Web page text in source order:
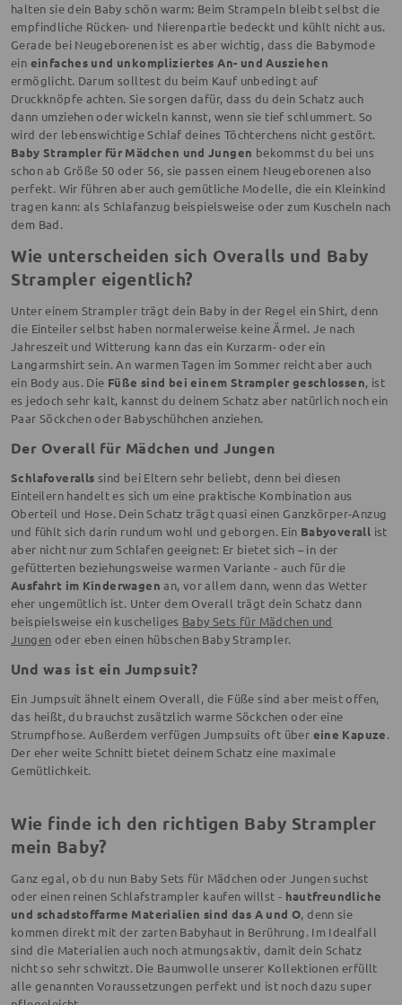
halten sie dein Baby schön warm: Beim Strampeln bleibt selbst die
empfindliche Rücken- und Nierenpartie bedeckt und kühlt nicht aus.
Gerade bei Neugeborenen ist es aber wichtig, dass die Babymode
ein einfaches und unkompliziertes An- und Ausziehen
ermöglicht. Darum solltest du beim Kauf unbedingt auf
Druckknöpfe achten. Sie sorgen dafür, dass du dein Schatz auch
dann umziehen oder wickeln kannst, wenn sie tief schlummert. So
wird der lebenswichtige Schlaf deines Töchterchens nicht gestört.
Baby Strampler für Mädchen und Jungen bekommst du bei uns
schon ab Größe 50 oder 56, sie passen einem Neugeborenen also
perfekt. Wir führen aber auch gemütliche Modelle, die ein Kleinkind
tragen kann: als Schlafanzug beispielsweise oder zum Kuscheln nach
dem Bad.
Wie unterscheiden sich Overalls und Baby
Strampler eigentlich?
Unter einem Strampler trägt dein Baby in der Regel ein Shirt, denn
die Einteiler selbst haben normalerweise keine Ärmel. Je nach
Jahreszeit und Witterung kann das ein Kurzarm- oder ein
Langarmshirt sein. An warmen Tagen im Sommer reicht aber auch
ein Body aus. Die Füße sind bei einem Strampler geschlossen, ist
es jedoch sehr kalt, kannst du deinem Schatz aber natürlich noch ein
Paar Söckchen oder Babyschühchen anziehen.
Der Overall für Mädchen und Jungen
Schlafoveralls sind bei Eltern sehr beliebt, denn bei diesen
Einteilern handelt es sich um eine praktische Kombination aus
Oberteil und Hose. Dein Schatz trägt quasi einen Ganzkörper-Anzug
und fühlt sich darin rundum wohl und geborgen. Ein Babyoverall ist
aber nicht nur zum Schlafen geeignet: Er bietet sich – in der
gefütterten beziehungsweise warmen Variante - auch für die
Ausfahrt im Kinderwagen an, vor allem dann, wenn das Wetter
eher ungemütlich ist. Unter dem Overall trägt dein Schatz dann
beispielsweise ein kuscheliges Baby Sets für Mädchen und
Jungen oder eben einen hübschen Baby Strampler.
Und was ist ein Jumpsuit?
Ein Jumpsuit ähnelt einem Overall, die Füße sind aber meist offen,
das heißt, du brauchst zusätzlich warme Söckchen oder eine
Strumpfhose. Außerdem verfügen Jumpsuits oft über eine Kapuze.
Der eher weite Schnitt bietet deinem Schatz eine maximale
Gemütlichkeit.
Wie finde ich den richtigen Baby Strampler
mein Baby?
Ganz egal, ob du nun Baby Sets für Mädchen oder Jungen suchst
oder einen reinen Schlafstrampler kaufen willst - hautfreundliche
und schadstoffarme Materialien sind das A und O, denn sie
kommen direkt mit der zarten Babyhaut in Berührung. Im Idealfall
sind die Materialien auch noch atmungsaktiv, damit dein Schatz
nicht so sehr schwitzt. Die Baumwolle unserer Kollektionen erfüllt
alle genannten Voraussetzungen perfekt und ist noch dazu super